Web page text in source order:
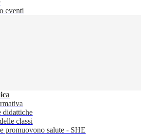
eventi
didattiche
classi
promuovono salute - SHE